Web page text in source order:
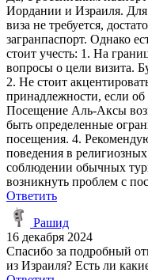
Иордании и Израиля. Для
виза не требуется,
загранпаспорт. Однако
стоит учесть: 1. На
вопросы о цели визита.
2. Не стоит
принадлежности, если
Посещение Аль-Аксы
быть определенные
посещения. 4.
поведения в
соблюдении обычных
возникнуть проблем с
Ответить
Рашид
16 декабря 2024
Спасибо за подробный
из Израиля? Есть ли